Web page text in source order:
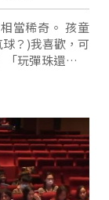
奇。 孩童
？)我喜歡，可
玩彈珠還有打
會玩這些遊戲